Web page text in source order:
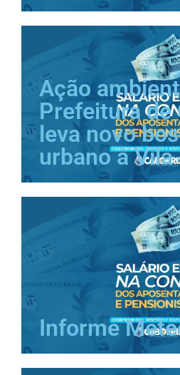
Ação
Prefeitura de
leva novo
urbano à Vila
Informe